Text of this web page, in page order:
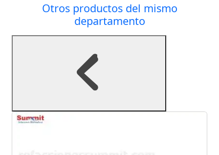
Otros productos del mismo
departamento